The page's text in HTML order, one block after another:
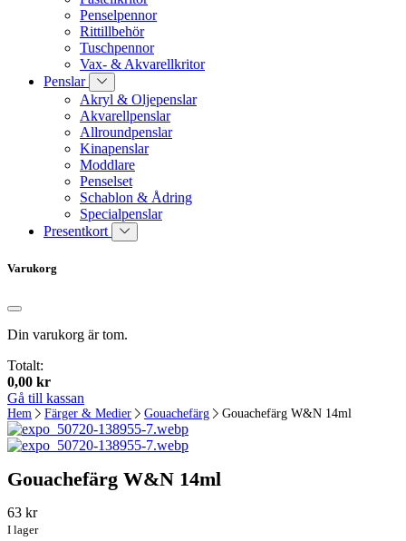
Penselpennor
Rittillbehör
Tuschpennor
Vax- & Akvarellkritor
Penslar
Akryl & Oljepenslar
Akvarellpenslar
Allroundpenslar
Kinapenslar
Moddlare
Penselset
Schablon & Ådring
Specialpenslar
Presentkort
Varukorg
Din varukorg är tom.
Totalt:
0,00 kr
Gå till kassan
Hem Färger & Medier Gouachefärg Gouachefärg W&N 14ml
Gouachefärg W&N 14ml
63 kr
I lager